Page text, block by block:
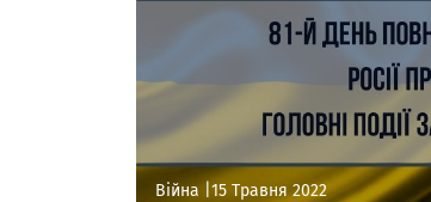
Війна | 15 Травня 2022